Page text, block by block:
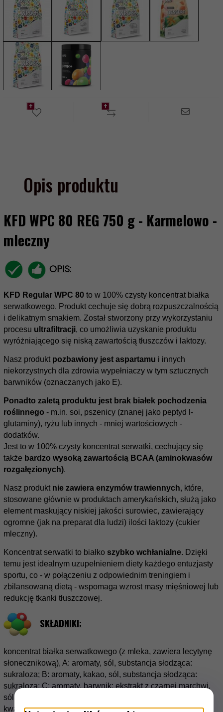
Opis produktu
KFD WPC 80 REG 750 g - Karmelowo -
mleczny
OPIS:
KFD Regular WPC 80 to w 100% czysty koncentrat białka
serwatkowego. Produkt cechuje się dobrą rozpuszczalnością
i delikatnym smakiem. Został stworzony przy wykorzystaniu
procesu ultrafiltracji, co umożliwia uzyskanie produktu
wyróżniającego się niską zawartością tłuszczów i laktozy.
Nasz produkt pozbawiony jest aspartamu i innych
niekorzystnych dla zdrowia wypełniaczy w tym sztucznych
barwników (oznaczanych jako E).
Ponadto zaletą produktu jest brak białek pochodzenia
roślinnego - m.in. soi, pszenicy (znanej jako peptyd l-
glutaminy), ryżu lub innych - mniej wartościowych -
dodatków.
Jest to w 100% czysty koncentrat serwatki, cechujący się
także bardzo wysoką zawartością BCAA (aminokwasów
rozgałęzionych).
Nasz produkt nie zawiera enzymów trawiennych, które,
stosowane głównie w produktach amerykańskich, służą jako
element maskujący niskiej jakości surowiec, zawierający
ogromne (jak na preparat dla ludzi) ilości laktozy (cukier
mleczny).
Koncentrat serwatki to białko szybko wchłanialne. Dzięki
temu jest idealnym uzupełnieniem diety każdego entuzjasty
sportu, co - w połączeniu z odpowiednim treningiem i
zbilansowaną dietą - wspomaga wzrost masy mięśniowej lub
redukcję tkanki tłuszczowej.
SKŁADNIKI:
koncentrat białka serwatkowego (z mleka, zawiera lecytynę
słonecznikową), A: aromaty, sól, substancja słodząca:
sukraloza; B: aromaty, kakao, sól, substancja słodząca:
sukraloza; C: aromaty, barwnik: ekstrakt z czarnej marchwi,
sól, substancja słodząca: sukraloza; D: aromaty, regulator
kwasowości: kwas cytrynowy, substancja słodząca: